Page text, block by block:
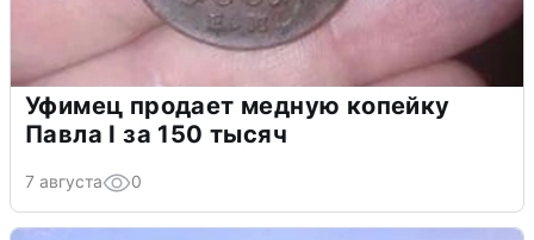
Уфимец продает медную копейку
Павла I за 150 тысяч
7 августа 0